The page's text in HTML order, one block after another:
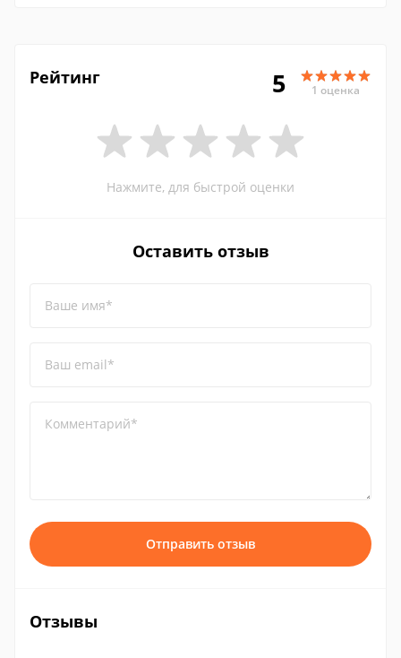
Рейтинг 5 1 оценка
Нажмите, для быстрой оценки
Оставить отзыв
Ваше имя*
Ваш email*
Комментарий*
Отправить отзыв
Отзывы